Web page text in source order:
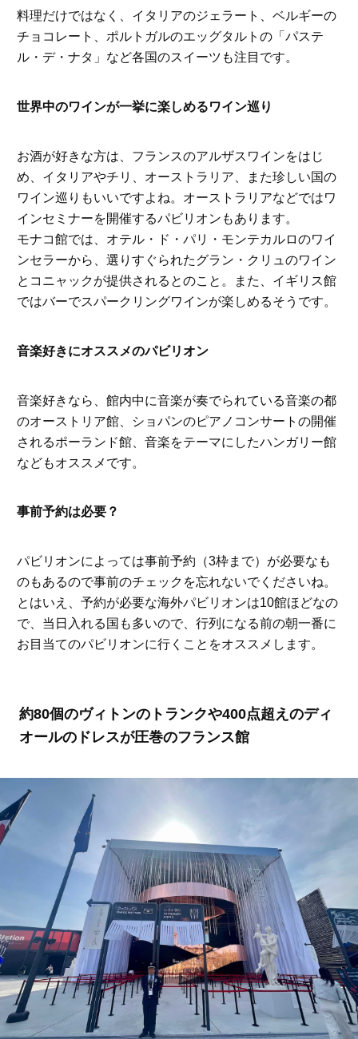
料理だけではなく、イタリアのジェラート、ベルギーの
チョコレート、ポルトガルのエッグタルトの「パステ
ル・デ・ナタ」など各国のスイーツも注目です。
世界中のワインが一挙に楽しめるワイン巡り
お酒が好きな方は、フランスのアルザスワインをはじ
め、イタリアやチリ、オーストラリア、また珍しい国の
ワイン巡りもいいですよね。オーストラリアなどではワ
インセミナーを開催するパビリオンもあります。
モナコ館では、オテル・ド・パリ・モンテカルロのワイ
ンセラーから、選りすぐられたグラン・クリュのワイン
とコニャックが提供されるとのこと。また、イギリス館
ではバーでスパークリングワインが楽しめるそうです。
音楽好きにオススメのパビリオン
音楽好きなら、館内中に音楽が奏でられている音楽の都
のオーストリア館、ショパンのピアノコンサートの開催
されるポーランド館、音楽をテーマにしたハンガリー館
などもオススメです。
事前予約は必要？
パビリオンによっては事前予約（3枠まで）が必要なも
のもあるので事前のチェックを忘れないでくださいね。
とはいえ、予約が必要な海外パビリオンは10館ほどなの
で、当日入れる国も多いので、行列になる前の朝一番に
お目当てのパビリオンに行くことをオススメします。
約80個のヴィトンのトランクや400点超えのディ
オールのドレスが圧巻のフランス館